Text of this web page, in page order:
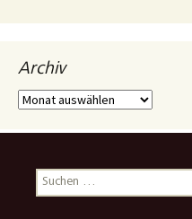
Archiv
Archiv
Suchen
nach: